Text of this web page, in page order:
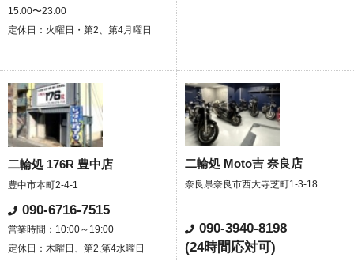
15:00〜23:00
定休日：火曜日・第2、第4月曜日
二輪処 176R 豊中店
豊中市本町2-4-1
090-6716-7515
営業時間：10:00～19:00
定休日：木曜日、第2,第4水曜日
二輪処 Moto吉 奈良店
奈良県奈良市西大寺芝町1-3-18
090-3940-8198
(24時間応対可)